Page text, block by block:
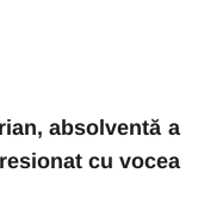
absolventă a
cu vocea